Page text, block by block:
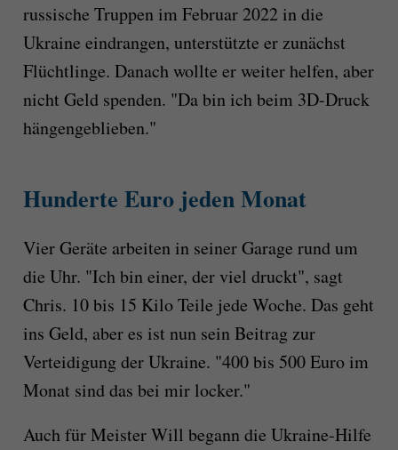
russische Truppen im Februar 2022 in die
Ukraine eindrangen, unterstützte er zunächst
Flüchtlinge. Danach wollte er weiter helfen, aber
nicht Geld spenden. "Da bin ich beim 3D-Druck
hängengeblieben."
Hunderte Euro jeden Monat
Vier Geräte arbeiten in seiner Garage rund um
die Uhr. "Ich bin einer, der viel druckt", sagt
Chris. 10 bis 15 Kilo Teile jede Woche. Das geht
ins Geld, aber es ist nun sein Beitrag zur
Verteidigung der Ukraine. "400 bis 500 Euro im
Monat sind das bei mir locker."
Auch für Meister Will begann die Ukraine-Hilfe